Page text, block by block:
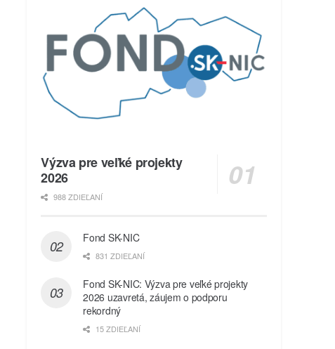
Výzva pre veľké projekty
2026
988 ZDIEĽANÍ
Fond SK-NIC
831 ZDIEĽANÍ
Fond SK-NIC: Výzva pre veľké projekty
2026 uzavretá, záujem o podporu
rekordný
15 ZDIEĽANÍ